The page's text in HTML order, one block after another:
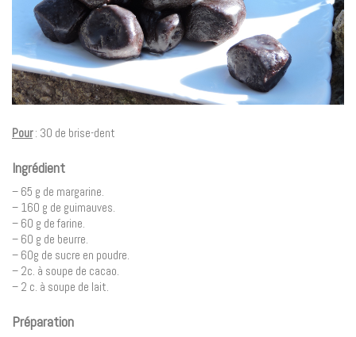
Pour: 30 de brise-dent
Ingrédient
– 65 g de margarine.
– 160 g de guimauves.
– 60 g de farine.
– 60 g de beurre.
– 60g de sucre en poudre.
– 2c. à soupe de cacao.
– 2 c. à soupe de lait.
Préparation